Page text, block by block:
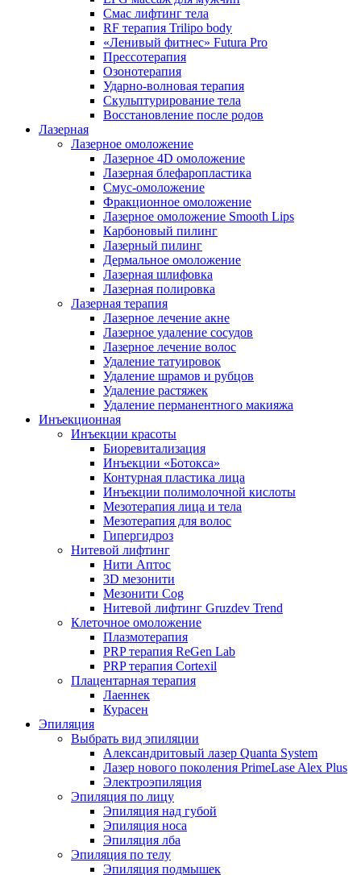
Смас лифтинг тела
RF терапия Trilipo body
«Ленивый фитнес» Futura Pro
Прессотерапия
Озонотерапия
Ударно-волновая терапия
Скульптурирование тела
Восстановление после родов
Лазерная
Лазерное омоложение
Лазерное 4D омоложение
Лазерная блефаропластика
Смус-омоложение
Фракционное омоложение
Лазерное омоложение Smooth Lips
Карбоновый пилинг
Лазерный пилинг
Дермальное омоложение
Лазерная шлифовка
Лазерная полировка
Лазерная терапия
Лазерное лечение акне
Лазерное удаление сосудов
Лазерное лечение волос
Удаление татуировок
Удаление шрамов и рубцов
Удаление растяжек
Удаление перманентного макияжа
Инъекционная
Инъекции красоты
Биоревитализация
Инъекции «Ботокса»
Контурная пластика лица
Инъекции полимолочной кислоты
Мезотерапия лица и тела
Мезотерапия для волос
Гипергидроз
Нитевой лифтинг
Нити Аптос
3D мезонити
Мезонити Cog
Нитевой лифтинг Gruzdev Trend
Клеточное омоложение
Плазмотерапия
PRP терапия ReGen Lab
PRP терапия Cortexil
Плацентарная терапия
Лаеннек
Курасен
Эпиляция
Выбрать вид эпиляции
Александритовый лазер Quanta System
Лазер нового поколения PrimeLase Alex Plus
Электроэпиляция
Эпиляция по лицу
Эпиляция над губой
Эпиляция носа
Эпиляция лба
Эпиляция по телу
Эпиляция подмышек